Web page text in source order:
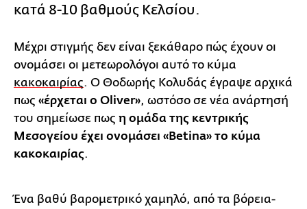
κατά 8-10 βαθμούς Κελσίου.
Μέχρι στιγμής δεν είναι ξεκάθαρο πώς έχουν οι
ονομάσει οι μετεωρολόγοι αυτό το κύμα
κακοκαιρίας. Ο Θοδωρής Κολυδάς έγραψε αρχικά
πως «έρχεται ο Oliver», ωστόσο σε νέα ανάρτησή
του σημείωσε πως η ομάδα της κεντρικής
Μεσογείου έχει ονομάσει «Betina» το κύμα
κακοκαιρίας.
Ένα βαθύ βαρομετρικό χαμηλό, από τα βόρεια-